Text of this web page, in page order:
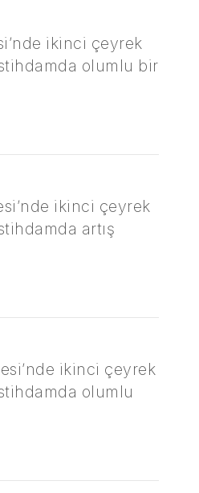
ikinci çeyrek
olumlu bir
ikinci çeyrek
artış
ikinci çeyrek
olumlu